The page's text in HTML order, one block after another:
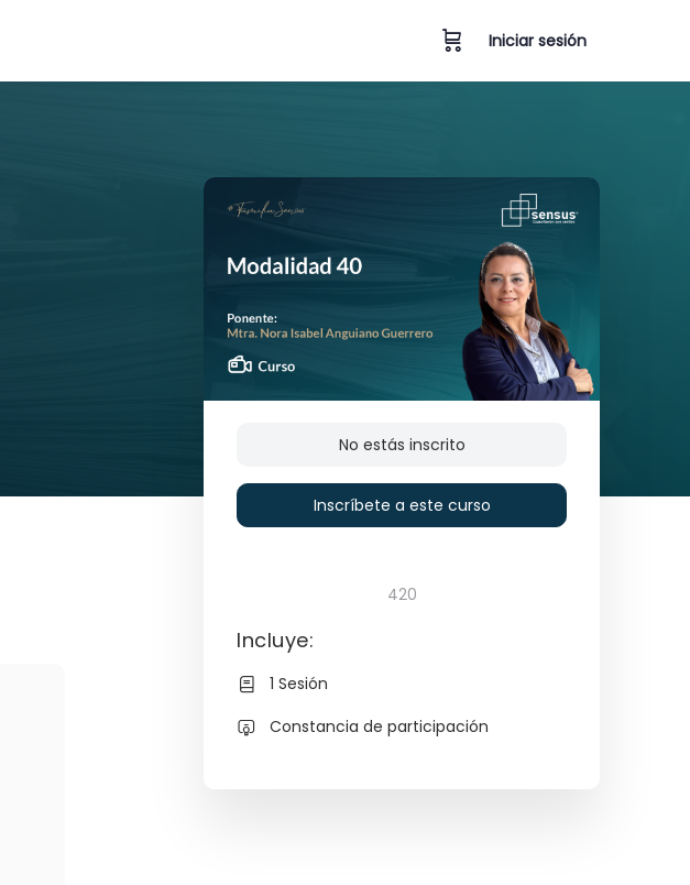
Iniciar sesión
No estás inscrito
Inscríbete a este curso
420
Incluye:
1 Sesión
Constancia de participación